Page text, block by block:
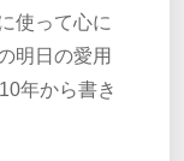
使って心に
明日の愛用
年から書き